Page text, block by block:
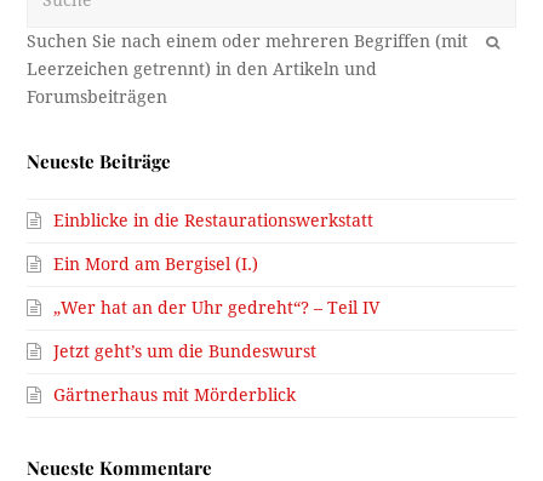
OK
Neueste Beiträge
Einblicke in die Restaurationswerkstatt
Ein Mord am Bergisel (I.)
„Wer hat an der Uhr gedreht“? – Teil IV
Jetzt geht’s um die Bundeswurst
Gärtnerhaus mit Mörderblick
Neueste Kommentare